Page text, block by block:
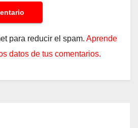
para reducir el spam. Aprende
datos de tus comentarios.